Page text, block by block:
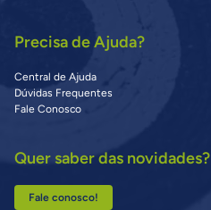
Precisa de Ajuda?
Central de Ajuda
Dúvidas Frequentes
Fale Conosco
Quer saber das novidades?
Fale conosco!